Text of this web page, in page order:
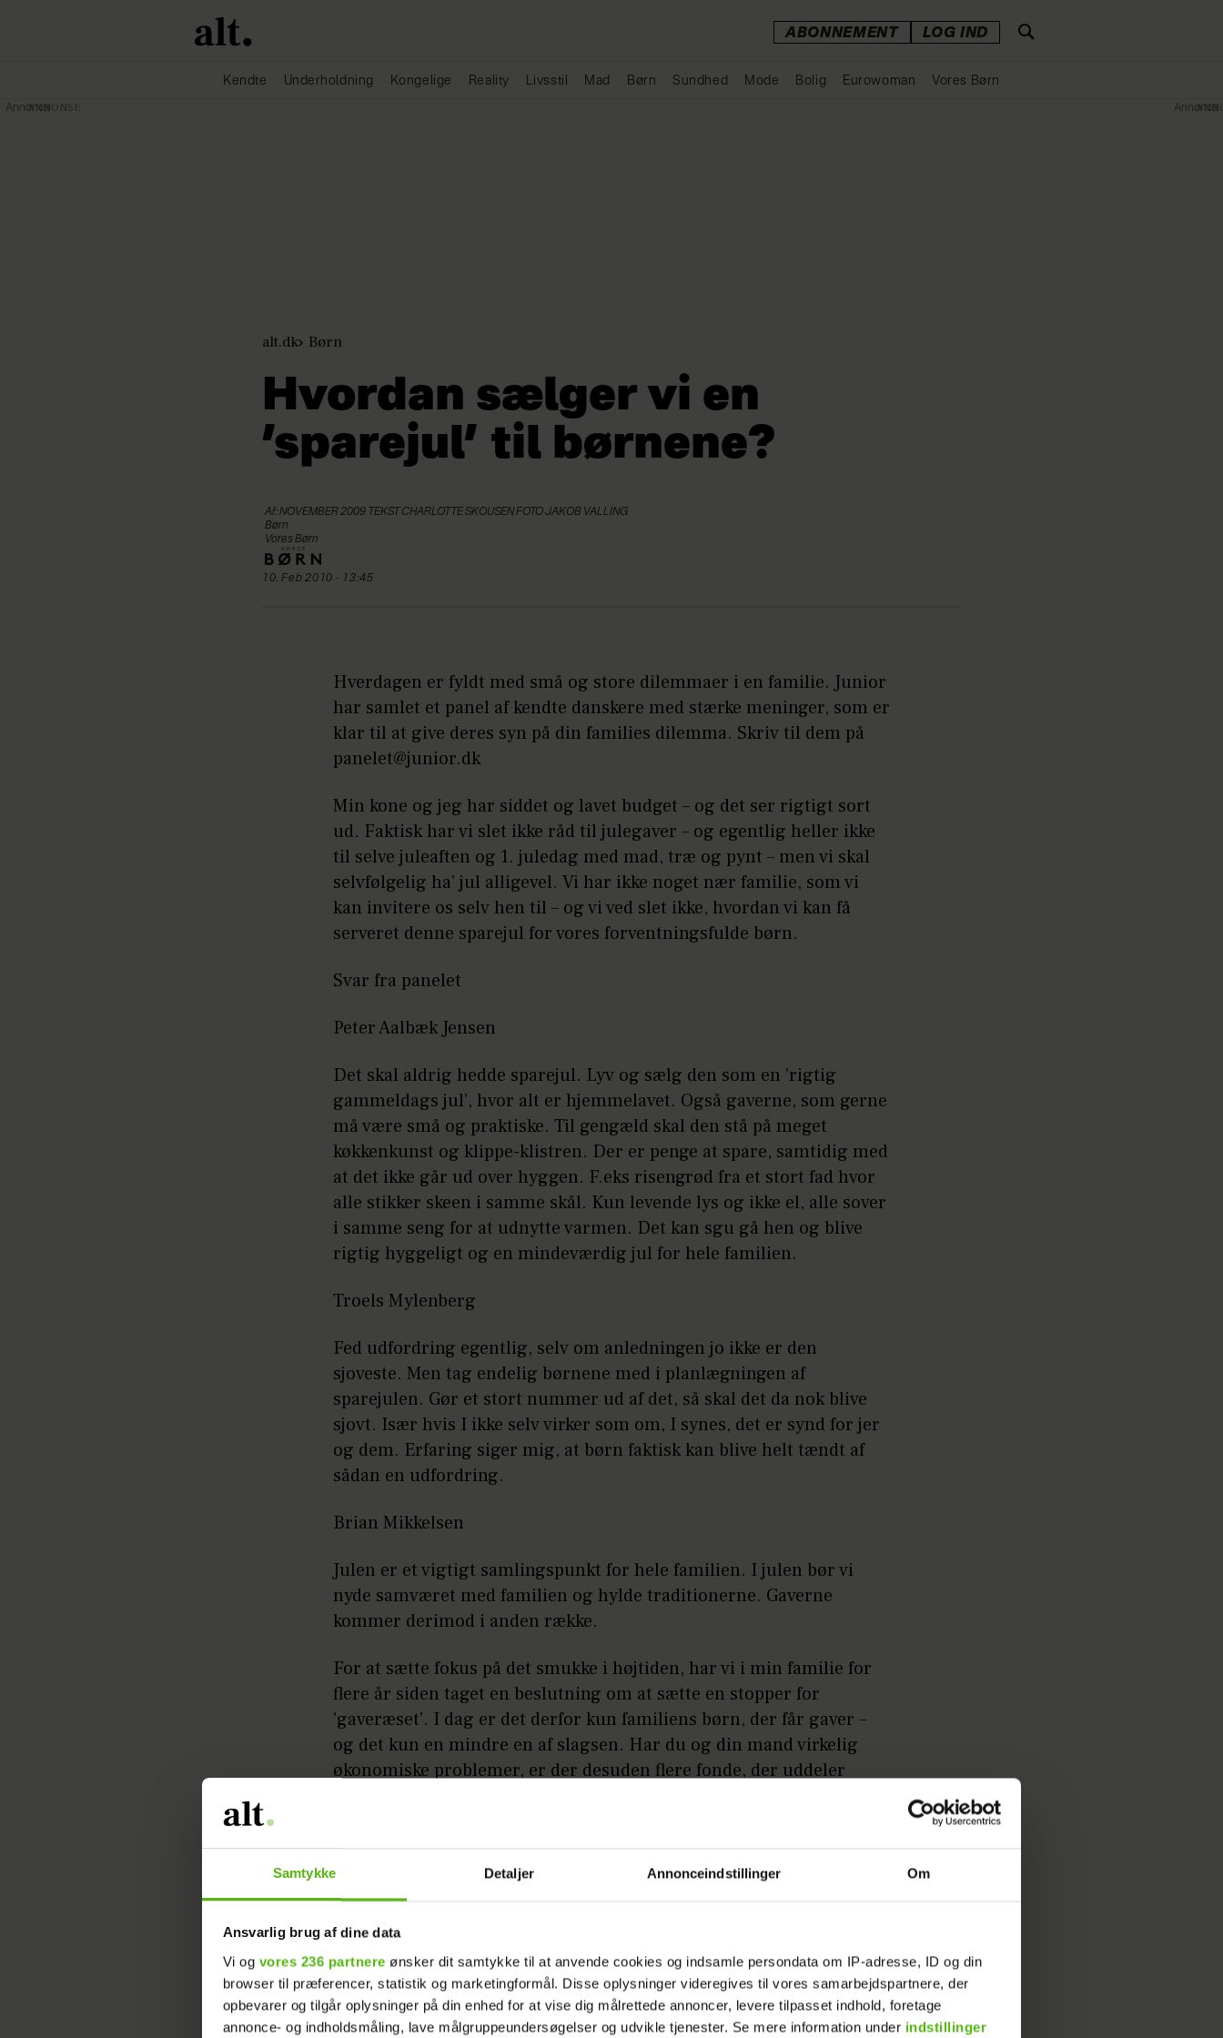
Samtykke Detaljer Annonceindstillinger Om
Ansvarlig brug af dine data
Vi og vores 236 partnere ønsker dit samtykke til at anvende cookies og indsamle persondata om IP-adresse, ID og din
browser til præferencer, statistik og marketingformål. Disse oplysninger videregives til vores samarbejdspartnere, der
opbevarer og tilgår oplysninger på din enhed for at vise dig målrettede annoncer, levere tilpasset indhold, foretage
annonce- og indholdsmåling, lave målgruppeundersøgelser og udvikle tjenester. Se mere information under indstillinger
ABONNEMENT LOG IND
Kendte Underholdning Kongelige Reality Livsstil Mad Børn Sundhed Mode Bolig Eurowoman Vores Børn
alt.dk Børn
Hvordan sælger vi en
’sparejul’ til børnene?
Af: NOVEMBER 2009 TEKST CHARLOTTE SKOUSEN FOTO JAKOB VALLING
Børn
Vores Børn
10. Feb 2010 - 13:45
Hverdagen er fyldt med små og store dilemmaer i en familie. Junior
har samlet et panel af kendte danskere med stærke meninger, som er
klar til at give deres syn på din families dilemma. Skriv til dem på
panelet@junior.dk
Min kone og jeg har siddet og lavet budget – og det ser rigtigt sort
ud. Faktisk har vi slet ikke råd til julegaver – og egentlig heller ikke
til selve juleaften og 1. juledag med mad, træ og pynt – men vi skal
selvfølgelig ha’ jul alligevel. Vi har ikke noget nær familie, som vi
kan invitere os selv hen til – og vi ved slet ikke, hvordan vi kan få
serveret denne sparejul for vores forventningsfulde børn.
Svar fra panelet
Peter Aalbæk Jensen
Det skal aldrig hedde sparejul. Lyv og sælg den som en ’rigtig
gammeldags jul’, hvor alt er hjemmelavet. Også gaverne, som gerne
må være små og praktiske. Til gengæld skal den stå på meget
køkkenkunst og klippe-klistren. Der er penge at spare, samtidig med
at det ikke går ud over hyggen. F.eks risengrød fra et stort fad hvor
alle stikker skeen i samme skål. Kun levende lys og ikke el, alle sover
i samme seng for at udnytte varmen. Det kan sgu gå hen og blive
rigtig hyggeligt og en mindeværdig jul for hele familien.
Troels Mylenberg
Fed udfordring egentlig, selv om anledningen jo ikke er den
sjoveste. Men tag endelig børnene med i planlægningen af
sparejulen. Gør et stort nummer ud af det, så skal det da nok blive
sjovt. Især hvis I ikke selv virker som om, I synes, det er synd for jer
og dem. Erfaring siger mig, at børn faktisk kan blive helt tændt af
sådan en udfordring.
Brian Mikkelsen
Julen er et vigtigt samlingspunkt for hele familien. I julen bør vi
nyde samværet med familien og hylde traditionerne. Gaverne
kommer derimod i anden række.
For at sætte fokus på det smukke i højtiden, har vi i min familie for
flere år siden taget en beslutning om at sætte en stopper for
’gaveræset’. I dag er det derfor kun familiens børn, der får gaver –
og det kun en mindre en af slagsen. Har du og din mand virkelig
økonomiske problemer, er der desuden flere fonde, der uddeler
Karen-Marie Lillelund
Annonce Annonce